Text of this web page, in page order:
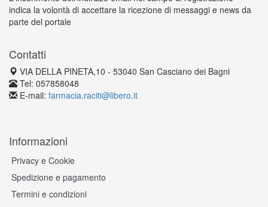
indica la volontà di accettare la ricezione di messaggi e news da
parte del portale
Contatti
VIA DELLA PINETA,10 - 53040 San Casciano dei Bagni
Tel: 057858048
E-mail: farmacia.raciti@libero.it
Informazioni
Privacy e Cookie
Spedizione e pagamento
Termini e condizioni